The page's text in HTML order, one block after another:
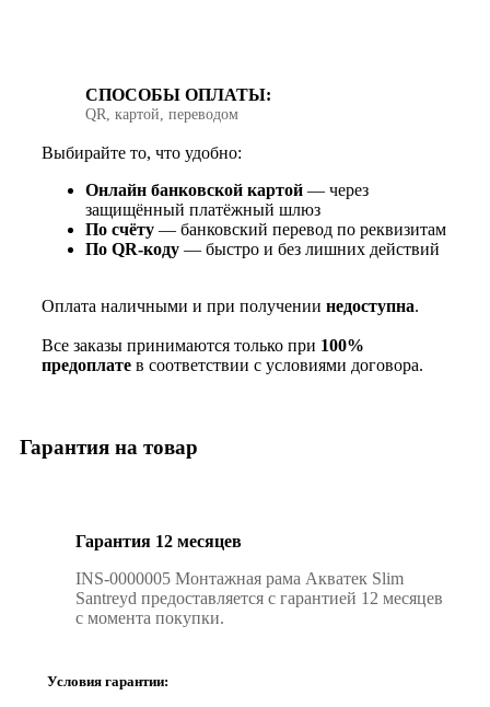
СПОСОБЫ ОПЛАТЫ:
QR, картой, переводом
Выбирайте то, что удобно:
Онлайн банковской картой — через
защищённый платёжный шлюз
По счёту — банковский перевод по реквизитам
По QR‑коду — быстро и без лишних действий
Оплата наличными и при получении недоступна.
Все заказы принимаются только при 100%
предоплате в соответствии с условиями договора.
Гарантия на товар
Гарантия 12 месяцев
INS-0000005 Монтажная рама Акватек Slim
Santreyd предоставляется с гарантией 12 месяцев
с момента покупки.
Условия гарантии: